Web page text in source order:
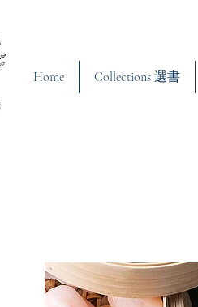
Home Collections 選書